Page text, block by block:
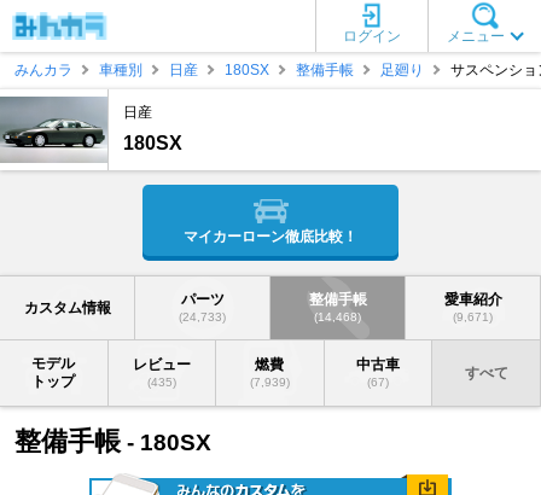
メニュー
ログイン
みんカラ
車種別 日産 180SX 整備手帳 足廻り サスペンショ
日産
180SX
マイカーローン徹底比較！
カスタム情報 パーツ
(24,733)
整備手帳
(14,468)
愛車紹介
(9,671)
モデル
トップ
レビュー
(435)
燃費
(7,939)
中古車
(67)
すべて
整備手帳 - 180SX